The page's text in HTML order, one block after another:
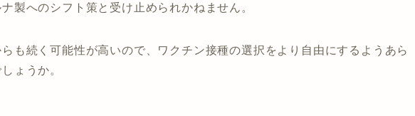
製へのシフト策と受け止められかねません。
も続く可能性が高いので、ワクチン接種の選択をより自由にするようあら
ょうか。